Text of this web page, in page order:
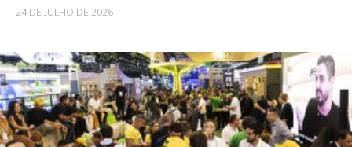
24 DE JULHO DE 2026